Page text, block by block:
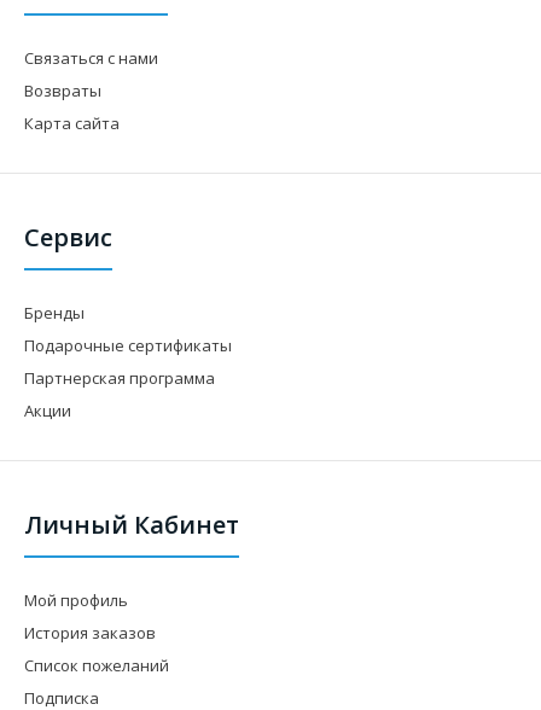
Связаться с нами
Возвраты
Карта сайта
Сервис
Бренды
Подарочные сертификаты
Партнерская программа
Акции
Личный Кабинет
Мой профиль
История заказов
Список пожеланий
Подписка